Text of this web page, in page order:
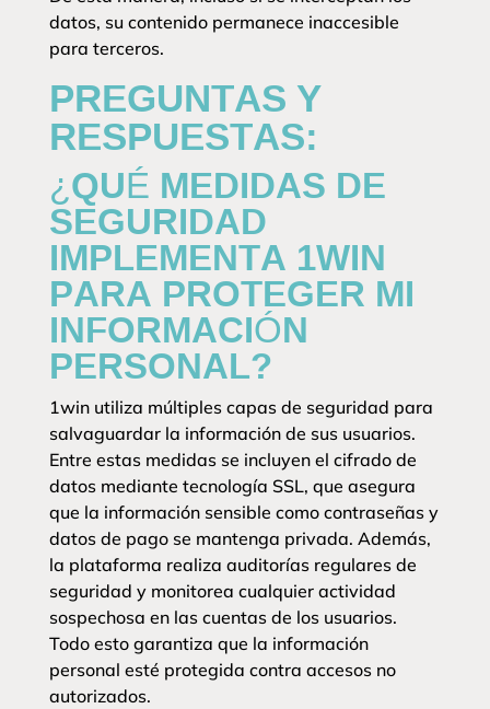
datos, su contenido permanece inaccesible
para terceros.
PREGUNTAS Y
RESPUESTAS:
¿QUÉ MEDIDAS DE
SEGURIDAD
IMPLEMENTA 1WIN
PARA PROTEGER MI
INFORMACIÓN
PERSONAL?
1win utiliza múltiples capas de seguridad para
salvaguardar la información de sus usuarios.
Entre estas medidas se incluyen el cifrado de
datos mediante tecnología SSL, que asegura
que la información sensible como contraseñas y
datos de pago se mantenga privada. Además,
la plataforma realiza auditorías regulares de
seguridad y monitorea cualquier actividad
sospechosa en las cuentas de los usuarios.
Todo esto garantiza que la información
personal esté protegida contra accesos no
autorizados.